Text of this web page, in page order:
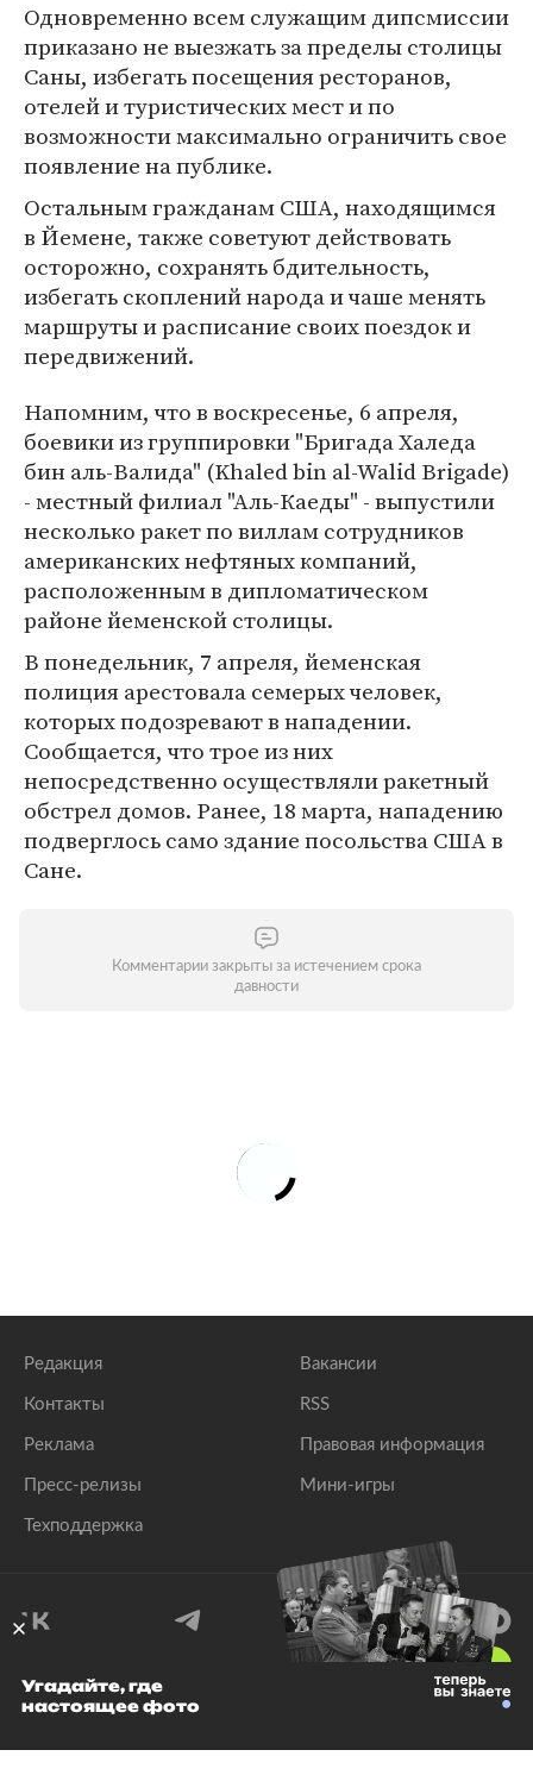
Одновременно всем служащим дипсмиссии
приказано не выезжать за пределы столицы
Саны, избегать посещения ресторанов,
отелей и туристических мест и по
возможности максимально ограничить свое
появление на публике.
Остальным гражданам США, находящимся
в Йемене, также советуют действовать
осторожно, сохранять бдительность,
избегать скоплений народа и чаше менять
маршруты и расписание своих поездок и
передвижений.
Напомним, что в воскресенье, 6 апреля,
боевики из группировки "Бригада Халеда
бин аль-Валида" (Khaled bin al-Walid Brigade)
- местный филиал "Аль-Каеды" - выпустили
несколько ракет по виллам сотрудников
американских нефтяных компаний,
расположенным в дипломатическом
районе йеменской столицы.
В понедельник, 7 апреля, йеменская
полиция арестовала семерых человек,
которых подозревают в нападении.
Сообщается, что трое из них
непосредственно осуществляли ракетный
обстрел домов. Ранее, 18 марта, нападению
подверглось само здание посольства США в
Сане.
Комментарии закрыты за истечением срока
давности
Редакция
Контакты
Реклама
Пресс-релизы
Техподдержка
Вакансии
RSS
Правовая информация
Мини-игры
© 1999–2026 Все права защищены.
Угадайте, где
настоящее фото